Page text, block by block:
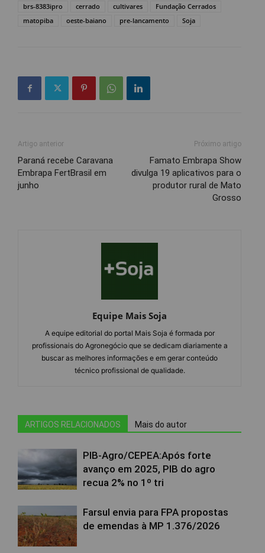
brs-8383ipro
cerrado cultivares
Fundação Cerrados
matopiba
oeste-baiano pre-lancamento Soja
Artigo anterior
Paraná recebe Caravana
Embrapa FertBrasil em
junho
Próximo artigo
Famato Embrapa Show
divulga 19 aplicativos para o
produtor rural de Mato
Grosso
Equipe Mais Soja
A equipe editorial do portal Mais Soja é formada por
profissionais do Agronegócio que se dedicam diariamente a
buscar as melhores informações e em gerar conteúdo
técnico profissional de qualidade.
ARTIGOS RELACIONADOS Mais do autor
PIB-Agro/CEPEA:Após forte
avanço em 2025, PIB do agro
recua 2% no 1º tri
Farsul envia para FPA propostas
de emendas à MP 1.376/2026